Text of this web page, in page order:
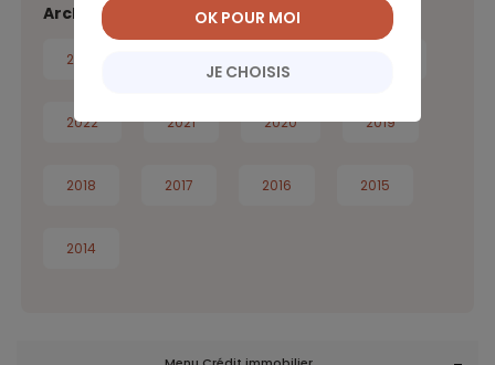
Archives de l'info des taux
2026
2022 2021 2020 2019
2018 2017 2016 2015
2014
JE CHOISIS
OK POUR MOI